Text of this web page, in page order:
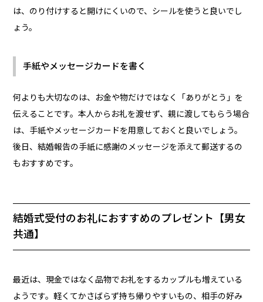
は、のり付けすると開けにくいので、シールを使うと良いでし
ょう。
手紙やメッセージカードを書く
何よりも大切なのは、お金や物だけではなく「ありがとう」を
伝えることです。本人からお礼を渡せず、親に渡してもらう場合
は、手紙やメッセージカードを用意しておくと良いでしょう。
後日、結婚報告の手紙に感謝のメッセージを添えて郵送するの
もおすすめです。
結婚式受付のお礼におすすめのプレゼント【男女
共通】
最近は、現金ではなく品物でお礼をするカップルも増えている
ようです。軽くてかさばらず持ち帰りやすいもの、相手の好み